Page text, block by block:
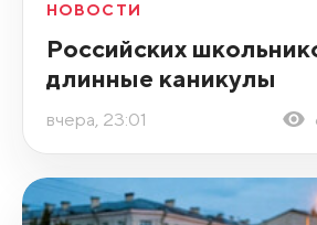
НОВОСТИ
Российских
длинные каникулы
вчера, 23:01